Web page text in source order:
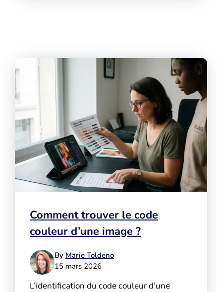
Comment trouver le code
couleur d’une image ?
By Marie Toldeno
15 mars 2026
L’identification du code couleur d’une